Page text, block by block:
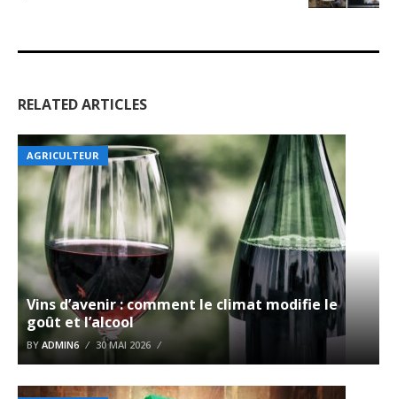
RELATED ARTICLES
AGRICULTEUR
Vins d’avenir : comment le climat modifie le
goût et l’alcool
BY ADMIN6 30 MAI 2026